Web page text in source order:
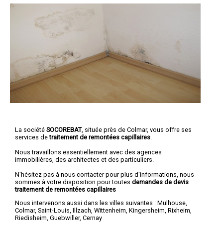
La société SOCOREBAT, située près de Colmar, vous offre ses
services detraitement de remontées capillaires
Nous travaillons essentiellement avec des agences
immobilières, des architectes et des particuliers.
N'hésitez pas à nous contacter pour plus d'informations, nous
sommes à votre disposition pour toutes demandes de devis
traitement de remontées capillaires
Nous intervenons aussi dans les villes suivantes : Mulhouse,
Colmar, Saint-Louis, Illzach, Wittenheim, Kingersheim, Rixheim,
Riedisheim, Guebwiller, Cernay